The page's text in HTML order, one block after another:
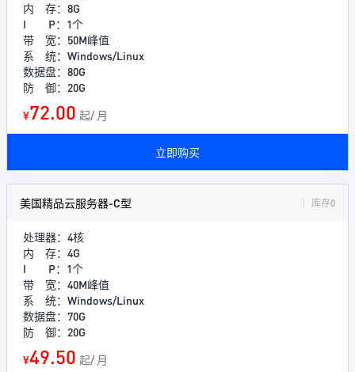
内 存：8G
I P：1个
带 宽：50M峰值
系 统：Windows/Linux
数据盘：80G
防 御：20G
¥72.00 起/ 月
立即购买
美国精品云服务器-C型 库存0
处理器：4核
内 存：4G
I P：1个
带 宽：40M峰值
系 统：Windows/Linux
数据盘：70G
防 御：20G
¥49.50 起/ 月